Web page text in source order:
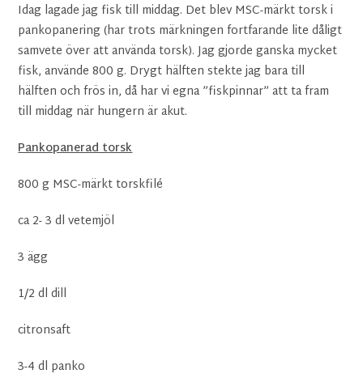
Idag lagade jag fisk till middag. Det blev MSC-märkt torsk i
pankopanering (har trots märkningen fortfarande lite dåligt
samvete över att använda torsk). Jag gjorde ganska mycket
fisk, använde 800 g. Drygt hälften stekte jag bara till
hälften och frös in, då har vi egna ”fiskpinnar” att ta fram
till middag när hungern är akut.
Pankopanerad torsk
800 g MSC-märkt torskfilé
ca 2- 3 dl vetemjöl
3 ägg
1/2 dl dill
citronsaft
3-4 dl panko